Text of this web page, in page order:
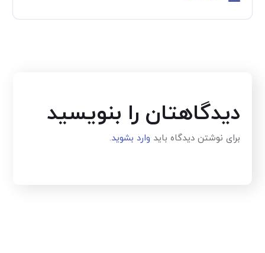
دیدگاهتان را بنویسید
برای نوشتن دیدگاه باید وارد بشوید.